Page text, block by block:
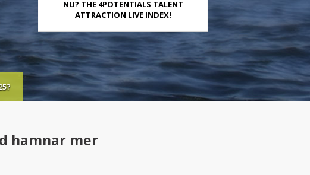
NU? THE 4POTENTIALS TALENT
ATTRACTION LIVE INDEX!
hamnar mer